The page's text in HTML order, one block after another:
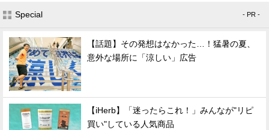
Special - PR -
【話題】その発想はなかった…！猛暑の夏、
意外な場所に「涼しい」広告
【iHerb】「迷ったらこれ！」みんなが"リピ
買い"している人気商品